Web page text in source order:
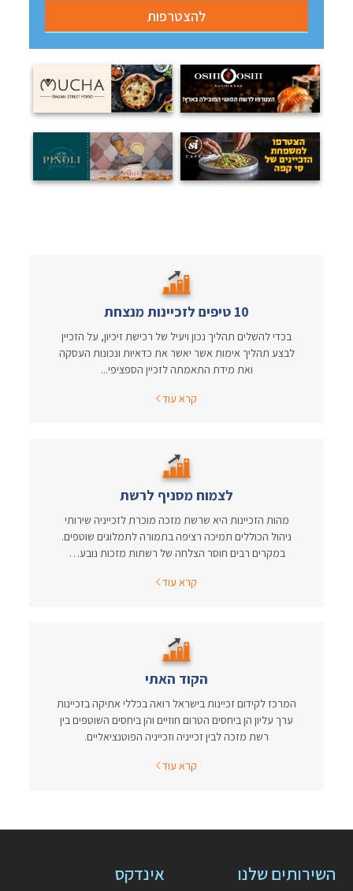
10 טיפים לזכיינות מנצחת
בכדי להשלים תהליך נכון ויעיל של רכישת זיכיון, על הזכיין
לבצע תהליך אימות אשר יאשר את כדאיות ונכונות העסקה
ואת מידת התאמתה לזכיין הספציפי...
קרא עוד
לצמוח מסניף לרשת
מהות הזכיינות היא שרשת מזכה מוכרת לזכייניה שירותי
ניהול הכוללים תמיכה רציפה בתמורה לתמלוגים שוטפים.
במקרים רבים חוסר הצלחה של רשתות מזכות נובע…
קרא עוד
הקוד האתי
המרכז לקידום זכיינות בישראל רואה בכללי אתיקה בזכיינות
ערך עליון הן ביחסים הטרום חוזיים והן ביחסים השוטפים בין
רשת מזכה לבין זכייניה וזכייניה הפוטנציאליים.
קרא עוד
השירותים שלנו אינדקס